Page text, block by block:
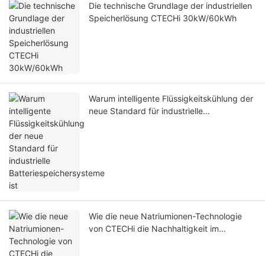
Die technische Grundlage der industriellen
Speicherlösung CTECHi 30kW/60kWh
Warum intelligente Flüssigkeitskühlung der
neue Standard für industrielle
Wie die neue Natriumionen-Technologie
von CTECHi die Nachhaltigkeit im